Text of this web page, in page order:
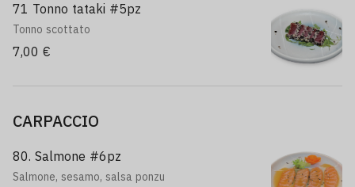
71 Tonno tataki #5pz
Tonno scottato
7,00 €
CARPACCIO
80. Salmone #6pz
Salmone, sesamo, salsa ponzu